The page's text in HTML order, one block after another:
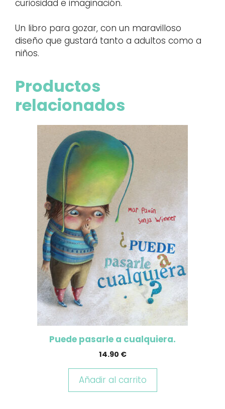
curiosidad e imaginación.
Un libro para gozar, con un maravilloso
diseño que gustará tanto a adultos como a
niños.
Productos
relacionados
Puede pasarle a cualquiera.
14.90 €
Añadir al carrito